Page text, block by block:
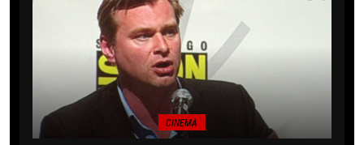
CINEMA